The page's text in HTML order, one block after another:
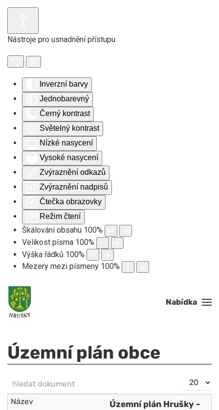
Nástroje pro usnadnění přístupu
Inverzní barvy
Jednobarevný
Černý kontrast
Světelný kontrast
Nízké nasycení
Vysoké nasycení
Zvýraznění odkazů
Zvýraznění nadpisů
Čtečka obrazovky
Režim čtení
Škálování obsahu 100%
Velikost písma 100%
Výška řádků 100%
Mezery mezi písmeny 100%
Nabídka
Územní plán obce
NEZVEŘEJNĚNO hledat dokument
Počet
zobrazení
Územní plán Hrušky -